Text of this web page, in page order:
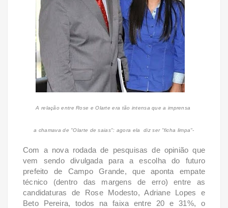
A relação entre Rose e Olarte era tão intensa que a imprensa
a chamava de "Olarte de saias": agora ela diz ser "ficha limpa"-
Com a nova rodada de pesquisas de opinião que
vem sendo divulgada para a escolha do futuro
prefeito de Campo Grande, que aponta empate
técnico (dentro das margens de erro) entre as
candidaturas de Rose Modesto, Adriane Lopes e
Beto Pereira, todos na faixa entre 20 e 31%, o